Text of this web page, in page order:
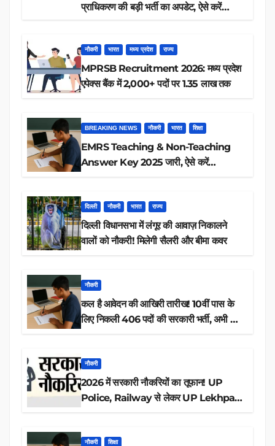
प्राधिकरण की बड़ी भर्ती का अपडेट, ऐसे करें
नौकरी भारत मध्य प्रदेश राज्य
MPRSB Recruitment 2026: मध्य प्रदेश
एपेक्स बैंक में 2,000+ पदों पर 1.35 लाख तक
BREAKING NEWS नौकरी भारत शिक्षा
EMRS Teaching & Non-Teaching
Answer Key 2025 जारी, ऐसे करें
दिल्ली नौकरी भारत राज्य
दिल्ली विधानसभा में लंगूर की आवाज़ निकालने
वालों को नौकरी! मिलेगी सैलरी और बीमा कवर
नौकरी
कल है आवेदन की आखिरी तारीख! 10वीं पास के
लिए निकली 406 पदों की सरकारी भर्ती, अभी करें
नौकरी
2026 में सरकारी नौकरियों का तूफान! UP
Police, Railway से लेकर UP Lekhpal
नौकरी शिक्षा